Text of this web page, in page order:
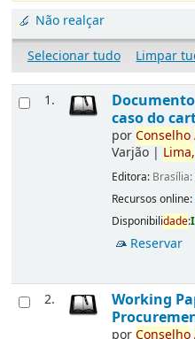
Não realçar
Selecionar tudo
Limpar
1.
caso do
porConselho
Varjão | Lima,
Editora: Brasília:
Recursos online:
Disponibilidade:
Reservar
2. Working